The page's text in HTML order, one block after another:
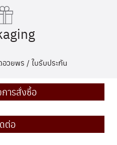
วยพร / ใบรับประกัน
ารสั่งซื้อ
ต่อ